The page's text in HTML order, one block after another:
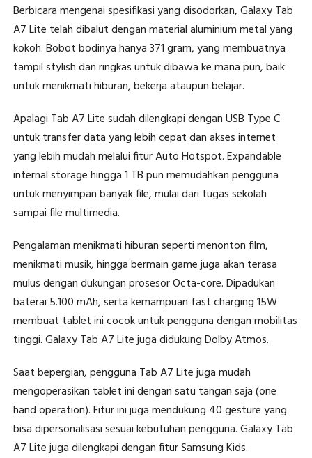
Berbicara mengenai spesifikasi yang disodorkan, Galaxy Tab
A7 Lite telah dibalut dengan material aluminium metal yang
kokoh. Bobot bodinya hanya 371 gram, yang membuatnya
tampil stylish dan ringkas untuk dibawa ke mana pun, baik
untuk menikmati hiburan, bekerja ataupun belajar.
Apalagi Tab A7 Lite sudah dilengkapi dengan USB Type C
untuk transfer data yang lebih cepat dan akses internet
yang lebih mudah melalui fitur Auto Hotspot. Expandable
internal storage hingga 1 TB pun memudahkan pengguna
untuk menyimpan banyak file, mulai dari tugas sekolah
sampai file multimedia.
Pengalaman menikmati hiburan seperti menonton film,
menikmati musik, hingga bermain game juga akan terasa
mulus dengan dukungan prosesor Octa-core. Dipadukan
baterai 5.100 mAh, serta kemampuan fast charging 15W
membuat tablet ini cocok untuk pengguna dengan mobilitas
tinggi. Galaxy Tab A7 Lite juga didukung Dolby Atmos.
Saat bepergian, pengguna Tab A7 Lite juga mudah
mengoperasikan tablet ini dengan satu tangan saja (one
hand operation). Fitur ini juga mendukung 40 gesture yang
bisa dipersonalisasi sesuai kebutuhan pengguna. Galaxy Tab
A7 Lite juga dilengkapi dengan fitur Samsung Kids.